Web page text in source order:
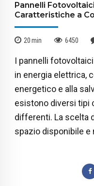
Pannelli
Caratteristiche a
20min 6450
I pannelli
in energia elettrica,
energetico e alla
esistono diversi tipi
differenti. La scelta
spazio disponibile